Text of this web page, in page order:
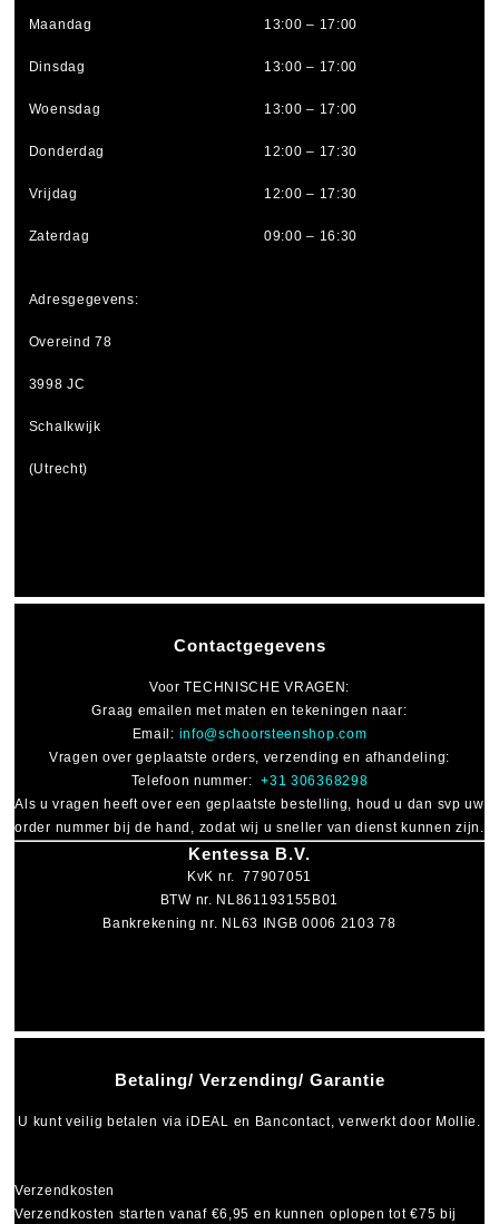
Betaling/ Verzending/ Garantie
U kunt veilig betalen viaiDEAL en Bancontact, verwerkt door Mollie.
Verzendkosten
Verzendkosten starten vanaf €6,95 en kunnen oplopen tot€75 bij
Contactgegevens
VoorTECHNISCHE VRAGEN :
Graag emailen met maten en tekeningen naar:
Email: info@schoorsteenshop.com
Vragen over geplaatste orders, verzending en afhandeling:
Telefoon nummer:+31 306368298
Als u vragen heeft over een geplaatste bestelling, houd u dan svp uw
order nummer bij de hand, zodat wij u sneller van dienst kunnen zijn.
Kentessa B.V.
KvK nr. 77907051
BTW nr. NL861193155B01
Bankrekening nr. NL63 INGB 0006 2103 78
Maandag 13:00 – 17:00
Dinsdag 13:00 – 17:00
Woensdag 13:00 – 17:00
Donderdag 12:00 – 17:30
Vrijdag 12:00 – 17:30
Zaterdag 09:00 – 16:30
Adresgegevens:
Overeind 78
3998 JC
Schalkwijk
(Utrecht)